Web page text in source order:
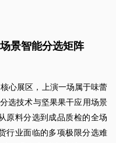
景智能分选矩阵
心展区，上演一场属于味蕾
选技术与坚果果干应用场景
原料分选到成品质检的全场
行业面临的多项极限分选难